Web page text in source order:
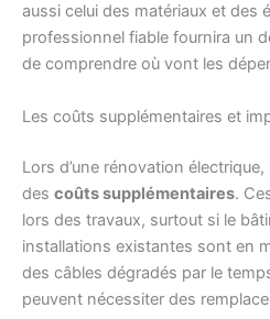
aussi celui des matériaux et des
professionnel fiable fournira un
de comprendre où vont les
Les coûts supplémentaires et
Lors d’une rénovation
des coûts supplémentaires.
lors des travaux, surtout si le
installations existantes sont en
des câbles dégradés par le
peuvent nécessiter des